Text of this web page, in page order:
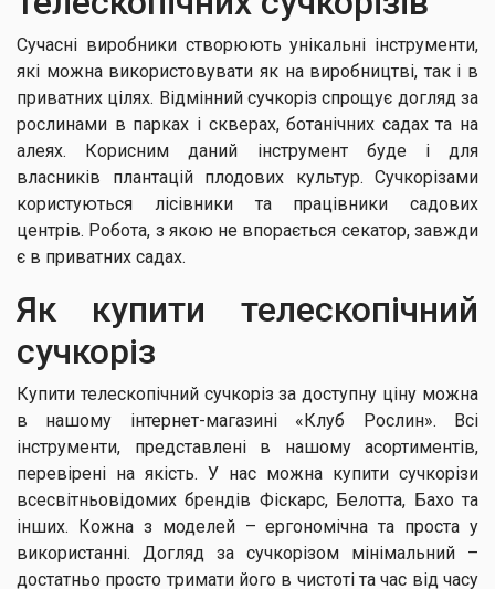
Сучасні виробники створюють унікальні інструменти,
які можна використовувати як на виробництві, так і в
приватних цілях. Відмінний сучкоріз спрощує догляд за
рослинами в парках і скверах, ботанічних садах та на
алеях. Корисним даний інструмент буде і для
власників плантацій плодових культур. Сучкорізами
користуються лісівники та працівники садових
центрів. Робота, з якою не впорається секатор, завжди
є в приватних садах.
Як купити телескопічний
сучкоріз
Купити телескопічний сучкоріз за доступну ціну можна
в нашому інтернет-магазині «Клуб Рослин». Всі
інструменти, представлені в нашому асортиментів,
перевірені на якість. У нас можна купити сучкорізи
всесвітньовідомих брендів Фіскарс, Белотта, Бахо та
інших. Кожна з моделей – ергономічна та проста у
використанні. Догляд за сучкорізом мінімальний –
достатньо просто тримати його в чистоті та час від часу